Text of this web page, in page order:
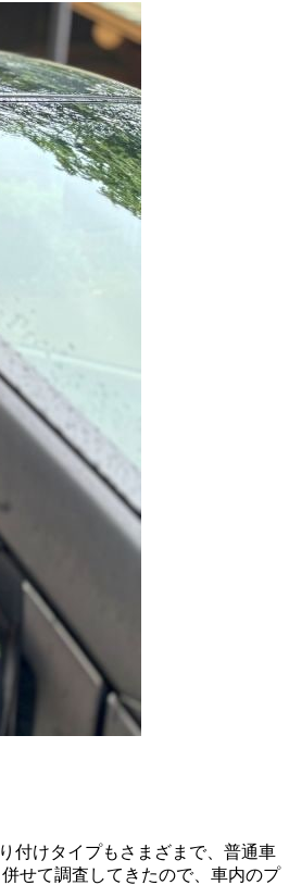
付けタイプもさまざまで、普通車
せて調査してきたので、車内のプ